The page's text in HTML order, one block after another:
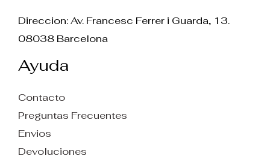
Direccion: Av. Francesc Ferrer i Guarda, 13.
08038 Barcelona
Ayuda
Contacto
Preguntas Frecuentes
Envios
Devoluciones